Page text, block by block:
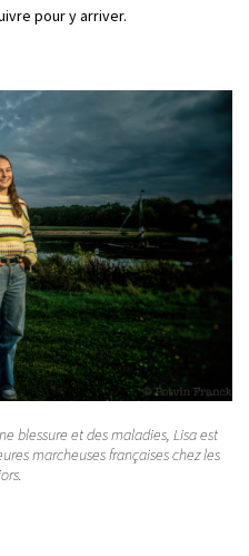
pour y arriver.
blessure et des maladies, Lisa est
marcheuses françaises chez les